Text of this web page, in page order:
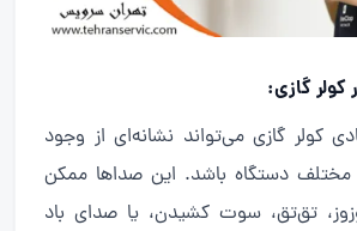
گازی:
کولر گازی می‌تواند نشانه‌ای از وجود
دستگاه باشد. این صداها ممکن
تق‌تق، سوت کشیدن، یا صدای باد